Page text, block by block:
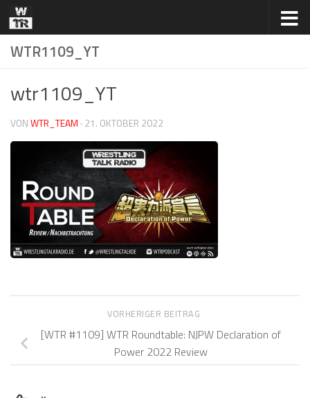
Zum Inhalt springen
WTR1109_YT
wtr1109_YT
VONWTR_TEAM · 21. OKTOBER 2022
VORHERIGER BEITRAG
[WTR #1109] WTR Roundtable: NJPW Declaration of
Power 2022 Review